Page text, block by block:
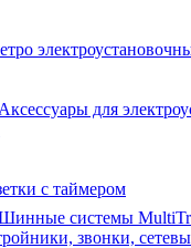
Аксессуары для
с таймером
системы
звонки,